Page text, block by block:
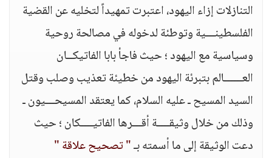
التنازلات إزاء اليهود، اعتبرت تمهيداً لتخليه عن القضية
الفلسطينـــية وتوطئة لدخوله في مصالحة روحية
وسياسية مع اليهود ؛ حيث فاجأ بابا الفاتيكــان
العــــــالم بتبرئة اليهود من خطيئة تعذيب وصلب وقتل
السيد المسيح ـ عليه السلام، كما يعتقد المسيحـــيون ـ
وذلك من خلال وثيقــــة أقـــرها الفاتيــــكان ؛ حيث
دعت الوثيقة إلى ما أسمته بـ" تصحيح علاقة "